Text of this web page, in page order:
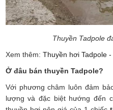
Thuyền Tadpole
Xem thêm: Thuyền hơi Tadpole
Ở đâu bán thuyền Tadpole?
Với phương châm luôn đảm
lượng và đặc biệt hướng đến